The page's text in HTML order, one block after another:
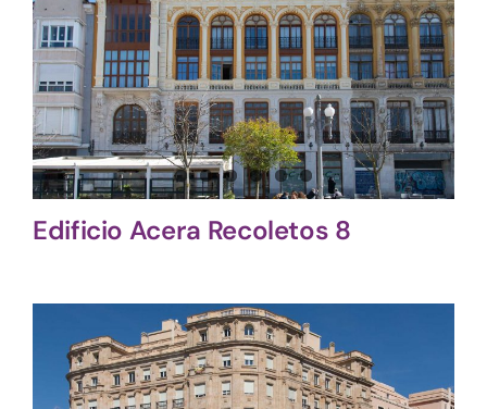
Edificio Acera Recoletos 8